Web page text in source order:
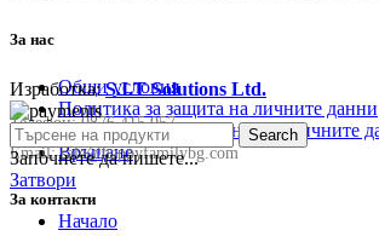
За нас
Общи условия
Политика за защита на личните данни
Политика за съхранение на личните
Връщане
За контакти
Телефон:0876 415 057
Email:sale@happyfamilybg.com
Изработка:S.I.T Solutions Ltd.
Search
Започнете да пишете...
Затвори
Начало